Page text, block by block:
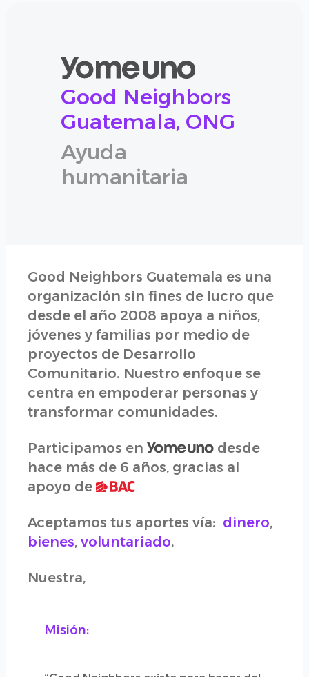
Good Neighbors
Guatemala, ONG
Ayuda
humanitaria
Good Neighbors Guatemala es una
organización sin fines de lucro que
desde el año 2008 apoya a niños,
jóvenes y familias por medio de
proyectos de Desarrollo
Comunitario. Nuestro enfoque se
centra en empoderar personas y
transformar comunidades.
Participamos en
desde
hace más de 6 años, gracias al
apoyo de
Aceptamos tus aportes vía: dinero,
bienes, voluntariado.
Nuestra,
Misión: